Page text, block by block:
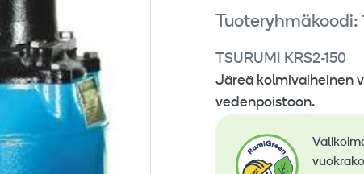
Tuoteryhmäkoodi:
TSURUMI KRS2-150
Järeä kolmivaiheinen
vedenpoistoon.